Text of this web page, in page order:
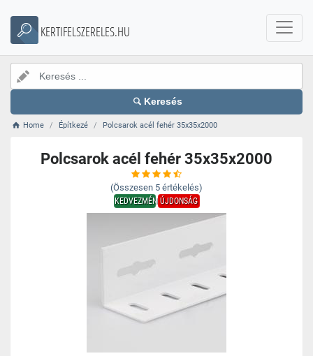
KERTIFELSZERELES.HU
Keresés
Home Építkezé Polcsarok acél fehér 35x35x2000
Polcsarok acél fehér 35x35x2000
(Összesen 5 értékelés)
KEDVEZMÉNYÚJDONSÁG